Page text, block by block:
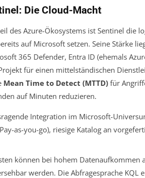
Die Cloud-Macht
des Azure-Ökosystems ist Sentinel die
auf Microsoft setzen. Seine Stärke
365 Defender, Entra ID (ehemals
für einen mittelständischen
Mean Time to Detect (MTTD) für
auf Minuten reduzieren.
Integration im Microsoft-
as-you-go), riesige Katalog an
können bei hohem Datenaufkommen
werden. Die Abfragesprache KQL